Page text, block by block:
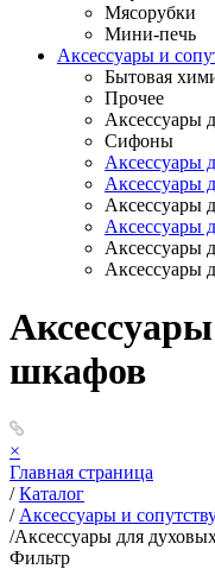
Мясорубки
Мини-печь
Аксессуары и
Бытовая
Прочее
Аксессуары
Сифоны
Аксессуары
Аксессуары
Аксессуары
Аксессуары
Аксессуары
Аксессуары
шкафов
×
Главная страница
/ Каталог
/ Аксессуары и
/Аксессуары для
Фильтр